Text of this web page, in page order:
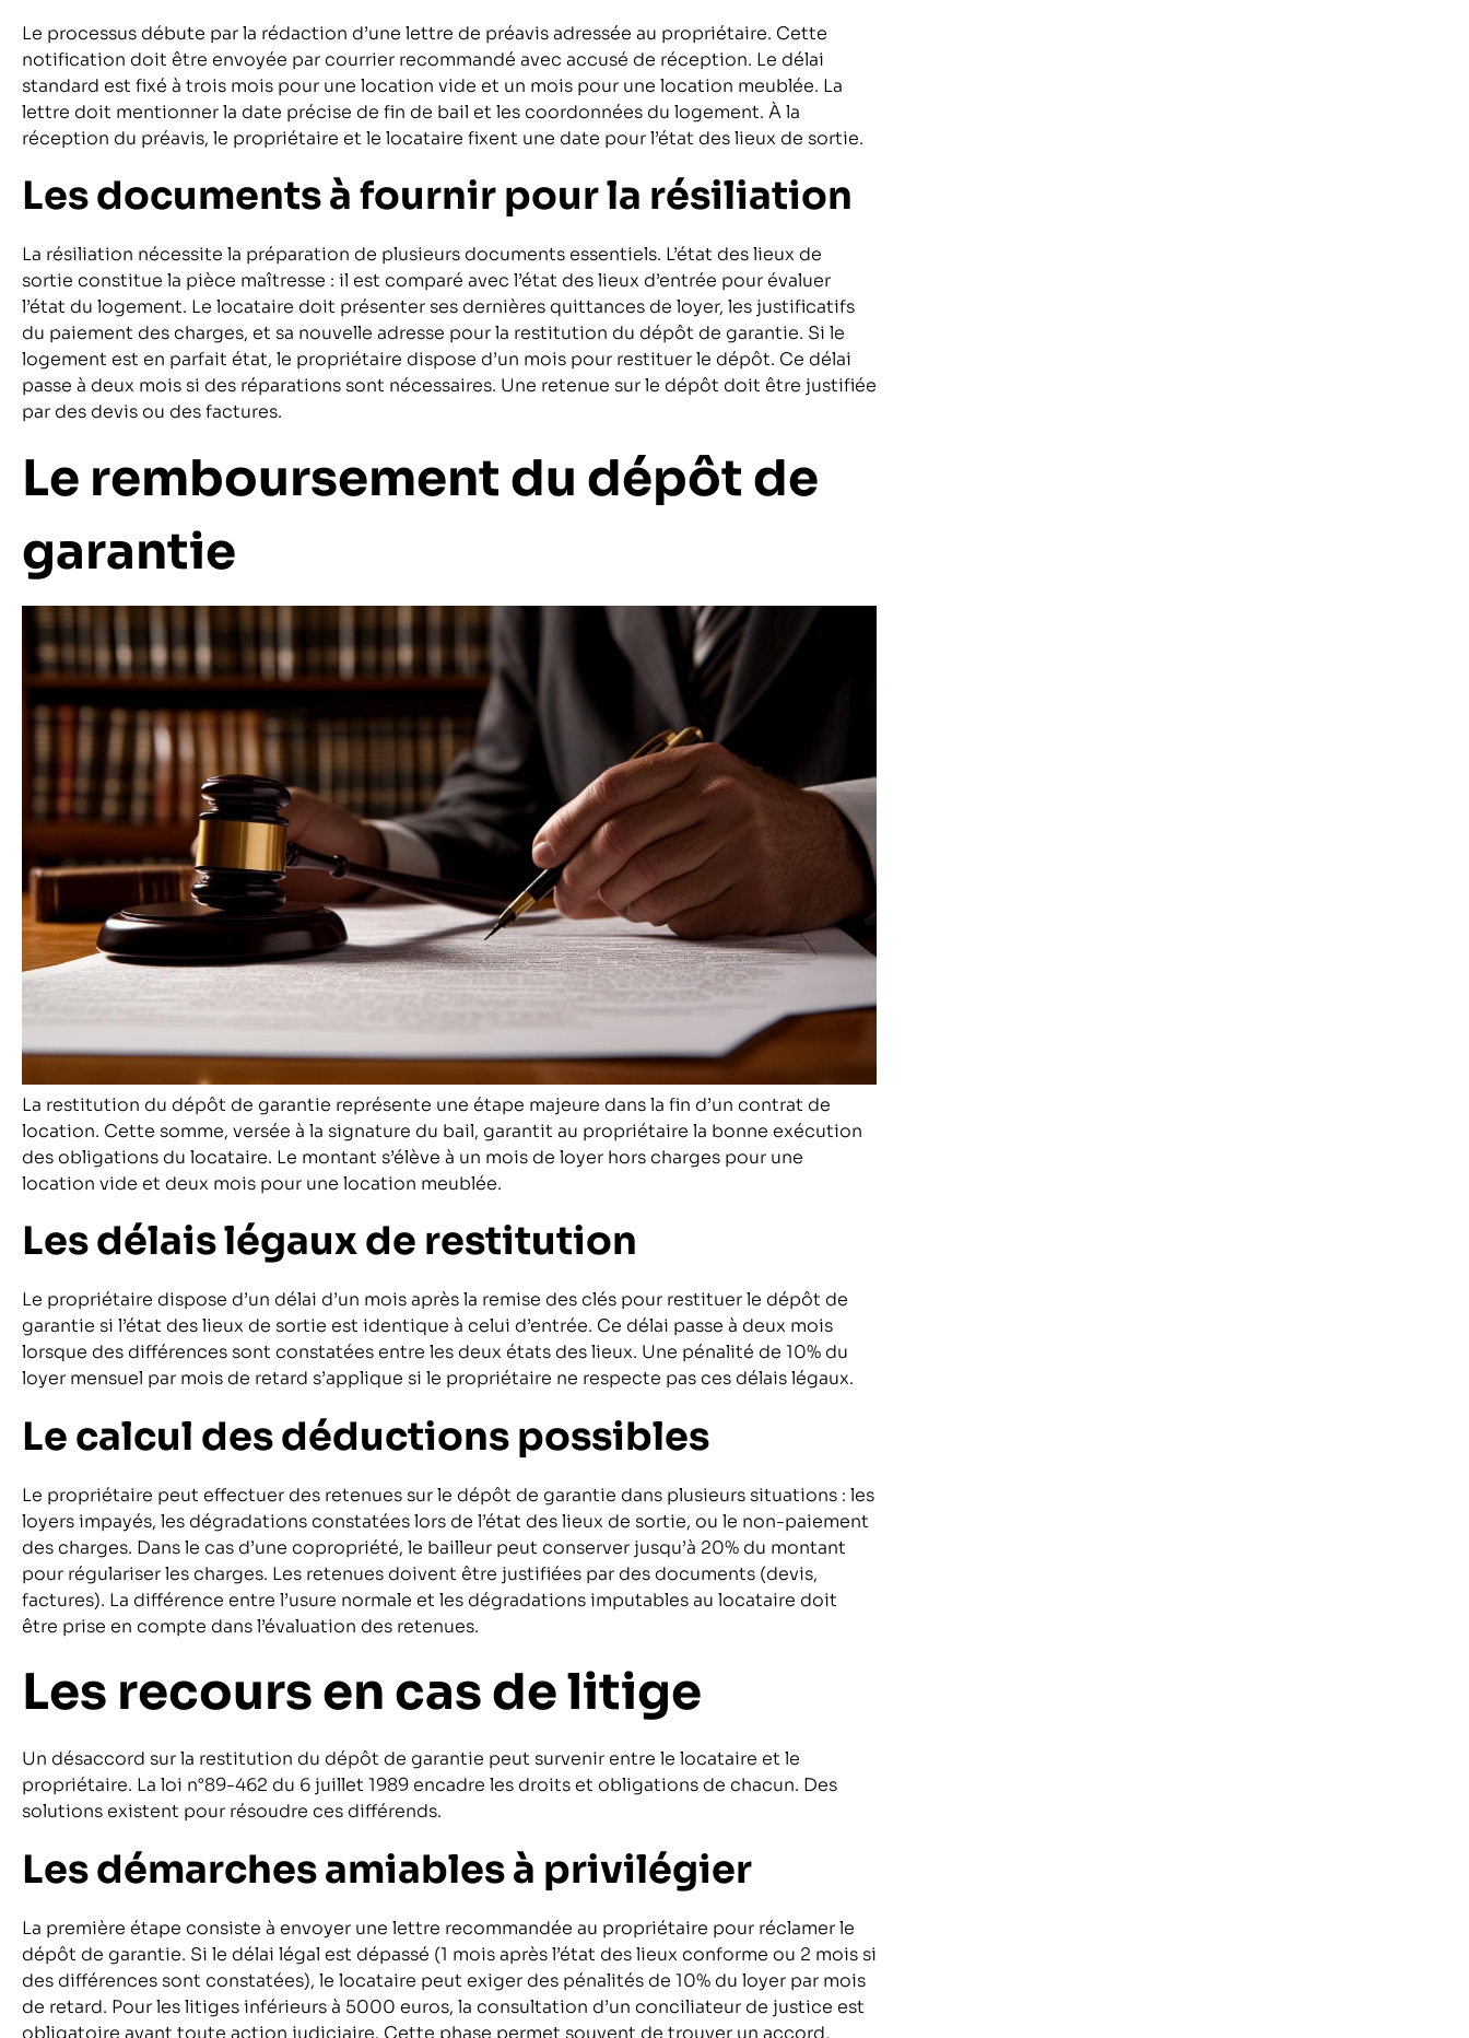
Le processus débute par la rédaction d’une lettre de préavis adressée au propriétaire. Cette
notification doit être envoyée par courrier recommandé avec accusé de réception. Le délai
standard est fixé à trois mois pour une location vide et un mois pour une location meublée. La
lettre doit mentionner la date précise de fin de bail et les coordonnées du logement. À la
réception du préavis, le propriétaire et le locataire fixent une date pour l’état des lieux de sortie.
Les documents à fournir pour la résiliation
La résiliation nécessite la préparation de plusieurs documents essentiels. L’état des lieux de
sortie constitue la pièce maîtresse : il est comparé avec l’état des lieux d’entrée pour évaluer
l’état du logement. Le locataire doit présenter ses dernières quittances de loyer, les justificatifs
du paiement des charges, et sa nouvelle adresse pour la restitution du dépôt de garantie. Si le
logement est en parfait état, le propriétaire dispose d’un mois pour restituer le dépôt. Ce délai
passe à deux mois si des réparations sont nécessaires. Une retenue sur le dépôt doit être justifiée
par des devis ou des factures.
Le remboursement du dépôt de
garantie
La restitution du dépôt de garantie représente une étape majeure dans la fin d’un contrat de
location. Cette somme, versée à la signature du bail, garantit au propriétaire la bonne exécution
des obligations du locataire. Le montant s’élève à un mois de loyer hors charges pour une
location vide et deux mois pour une location meublée.
Les délais légaux de restitution
Le propriétaire dispose d’un délai d’un mois après la remise des clés pour restituer le dépôt de
garantie si l’état des lieux de sortie est identique à celui d’entrée. Ce délai passe à deux mois
lorsque des différences sont constatées entre les deux états des lieux. Une pénalité de 10% du
loyer mensuel par mois de retard s’applique si le propriétaire ne respecte pas ces délais légaux.
Le calcul des déductions possibles
Le propriétaire peut effectuer des retenues sur le dépôt de garantie dans plusieurs situations : les
loyers impayés, les dégradations constatées lors de l’état des lieux de sortie, ou le non-paiement
des charges. Dans le cas d’une copropriété, le bailleur peut conserver jusqu’à 20% du montant
pour régulariser les charges. Les retenues doivent être justifiées par des documents (devis,
factures). La différence entre l’usure normale et les dégradations imputables au locataire doit
être prise en compte dans l’évaluation des retenues.
Les recours en cas de litige
Un désaccord sur la restitution du dépôt de garantie peut survenir entre le locataire et le
propriétaire. La loi n°89-462 du 6 juillet 1989 encadre les droits et obligations de chacun. Des
solutions existent pour résoudre ces différends.
Les démarches amiables à privilégier
La première étape consiste à envoyer une lettre recommandée au propriétaire pour réclamer le
dépôt de garantie. Si le délai légal est dépassé (1 mois après l’état des lieux conforme ou 2 mois si
des différences sont constatées), le locataire peut exiger des pénalités de 10% du loyer par mois
de retard. Pour les litiges inférieurs à 5000 euros, la consultation d’un conciliateur de justice est
obligatoire avant toute action judiciaire. Cette phase permet souvent de trouver un accord,